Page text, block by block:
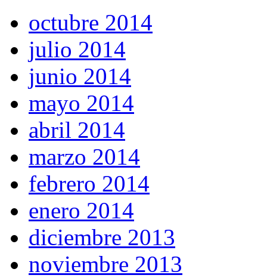
octubre 2014
julio 2014
junio 2014
mayo 2014
abril 2014
marzo 2014
febrero 2014
enero 2014
diciembre 2013
noviembre 2013